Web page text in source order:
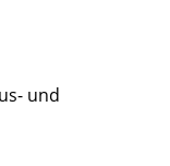
und